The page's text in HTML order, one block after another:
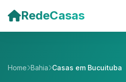
RedeCasas
Home Bahia Casas em Bucuituba